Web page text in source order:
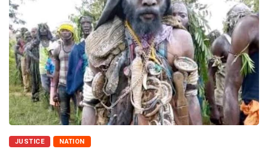
JUSTICE NATION